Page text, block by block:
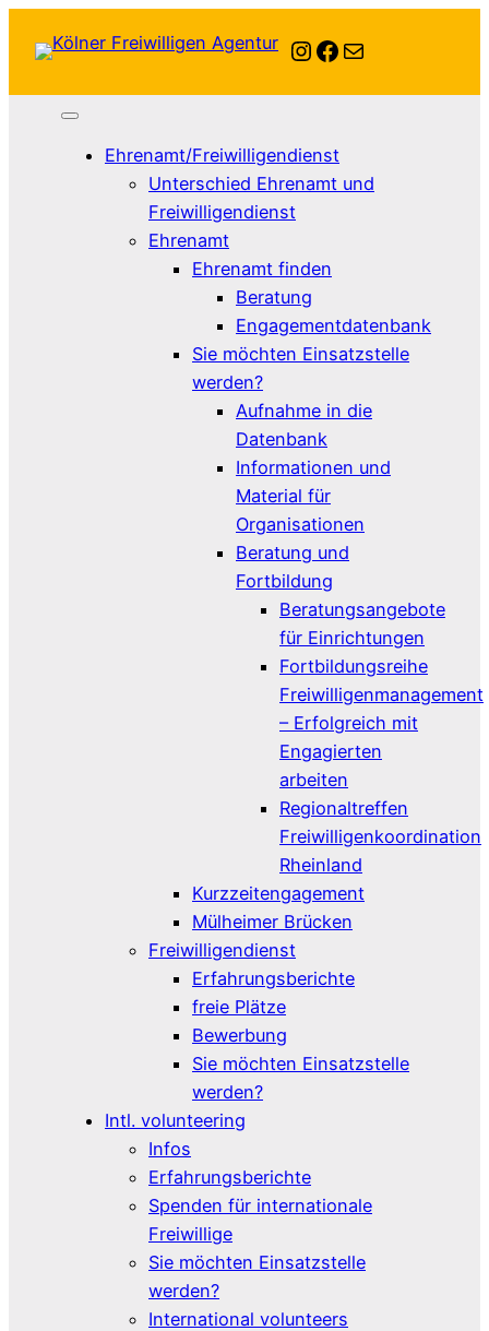
Instagram
Facebook
E-Mail
Ehrenamt/Freiwilligendienst
Unterschied Ehrenamt und
Freiwilligendienst
Ehrenamt
Ehrenamt finden
Beratung
Engagementdatenbank
Sie möchten Einsatzstelle
werden?
Aufnahme in die
Datenbank
Informationen und
Material für
Organisationen
Beratung und
Fortbildung
Beratungsangebote
für Einrichtungen
Fortbildungsreihe
Freiwilligenmanagement
– Erfolgreich mit
Engagierten
arbeiten
Regionaltreffen
Freiwilligenkoordination
Rheinland
Kurzzeitengagement
Mülheimer Brücken
Freiwilligendienst
Erfahrungsberichte
freie Plätze
Bewerbung
Sie möchten Einsatzstelle
werden?
Intl. volunteering
Infos
Erfahrungsberichte
Spenden für internationale
Freiwillige
Sie möchten Einsatzstelle
werden?
International volunteers